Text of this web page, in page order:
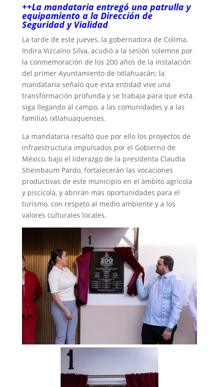
++La mandataria entregó una patrulla y
equipamiento a la Dirección de
Seguridad y Vialidad
La tarde de este jueves, la gobernadora de Colima,
Indira Vizcaíno Silva, acudió a la sesión solemne por
la conmemoración de los 200 años de la instalación
del primer Ayuntamiento de Ixtlahuacán; la
mandataria señaló que esta entidad vive una
transformación profunda y se trabaja para que ésta
siga llegando al campo, a las comunidades y a las
familias ixtlahuaquenses.
La mandataria resaltó que por ello los proyectos de
infraestructura impulsados por el Gobierno de
México, bajo el liderazgo de la presidenta Claudia
Sheinbaum Pardo, fortalecerán las vocaciones
productivas de este municipio en el ámbito agrícola
y piscícola, y abrirán más oportunidades para el
turismo, con respeto al medio ambiente y a los
valores culturales locales.